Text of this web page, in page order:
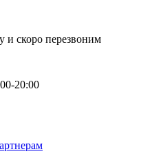
скоро перезвоним
20:00